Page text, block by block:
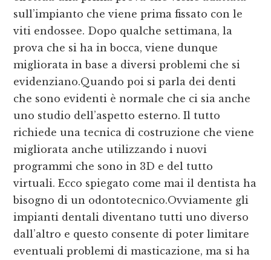
sull’impianto che viene prima fissato con le
viti endossee. Dopo qualche settimana, la
prova che si ha in bocca, viene dunque
migliorata in base a diversi problemi che si
evidenziano.Quando poi si parla dei denti
che sono evidenti è normale che ci sia anche
uno studio dell’aspetto esterno. Il tutto
richiede una tecnica di costruzione che viene
migliorata anche utilizzando i nuovi
programmi che sono in 3D e del tutto
virtuali. Ecco spiegato come mai il dentista ha
bisogno di un odontotecnico.Ovviamente gli
impianti dentali diventano tutti uno diverso
dall’altro e questo consente di poter limitare
eventuali problemi di masticazione, ma si ha